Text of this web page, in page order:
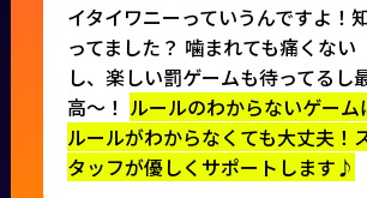
イタイワニーっていうんですよ！
ってました？ 噛まれても痛くない
し、楽しい罰ゲームも待ってるし
高〜！ ルールのわからないゲーム
ルールがわからなくても大丈夫！
タッフが優しくサポートします♪